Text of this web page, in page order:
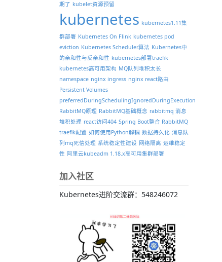
期了 kubelet资源预留
kubernetes kubernetes1.11集
群部署 Kubernetes On Flink kubernetes pod
eviction Kubernetes Scheduler算法 Kubernetes中
的亲和性与反亲和性 kubernetes部署traefik
kubernetes高可用架构 MQ队列堆积太长
namespace nginx ingress nginx react路由
Persistent Volumes
preferredDuringSchedulingIgnoredDuringExecution
RabbitMQ原理 RabbitMQ基础概念 rabbitmq 消息
堆积处理 react访问404 Spring Boot整合 RabbitMQ
traefik配置 如何使用Python解耦 数据持久化 消息队
列mq死信处理 系统稳定性建设 网络隔离 运维稳定
性 阿里云kubeadm 1.18.x高可用集群部署
加入社区
Kubernetes进阶交流群：548246072